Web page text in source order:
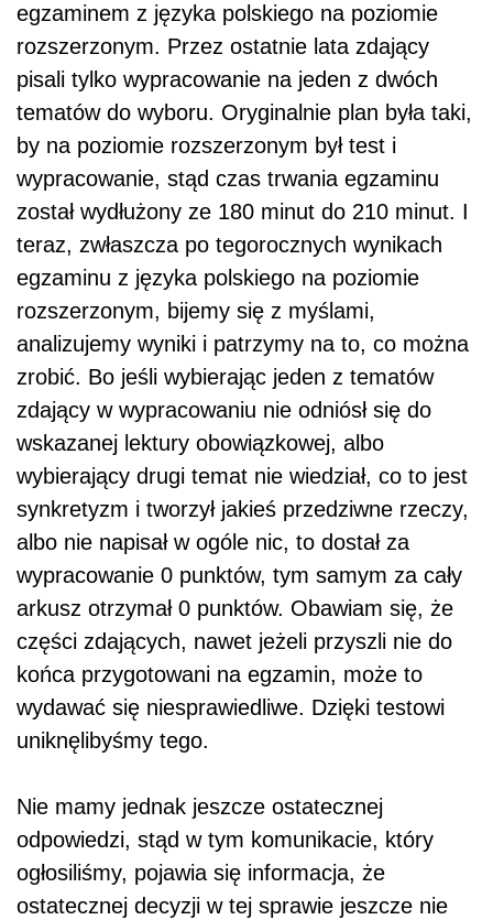
egzaminem z języka polskiego na poziomie
rozszerzonym. Przez ostatnie lata zdający
pisali tylko wypracowanie na jeden z dwóch
tematów do wyboru. Oryginalnie plan była taki,
by na poziomie rozszerzonym był test i
wypracowanie, stąd czas trwania egzaminu
został wydłużony ze 180 minut do 210 minut. I
teraz, zwłaszcza po tegorocznych wynikach
egzaminu z języka polskiego na poziomie
rozszerzonym, bijemy się z myślami,
analizujemy wyniki i patrzymy na to, co można
zrobić. Bo jeśli wybierając jeden z tematów
zdający w wypracowaniu nie odniósł się do
wskazanej lektury obowiązkowej, albo
wybierający drugi temat nie wiedział, co to jest
synkretyzm i tworzył jakieś przedziwne rzeczy,
albo nie napisał w ogóle nic, to dostał za
wypracowanie 0 punktów, tym samym za cały
arkusz otrzymał 0 punktów. Obawiam się, że
części zdających, nawet jeżeli przyszli nie do
końca przygotowani na egzamin, może to
wydawać się niesprawiedliwe. Dzięki testowi
uniknęlibyśmy tego.
Nie mamy jednak jeszcze ostatecznej
odpowiedzi, stąd w tym komunikacie, który
ogłosiliśmy, pojawia się informacja, że
ostatecznej decyzji w tej sprawie jeszcze nie